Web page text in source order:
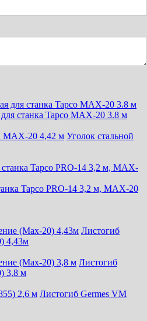
станка Tapco MAX-20 3.8 м
Уголок стальной
Tapco PRO-14 3,2 м, MAX-20
Листогиб
4,43м
Листогиб
3,8 м
Листогиб Germes VM